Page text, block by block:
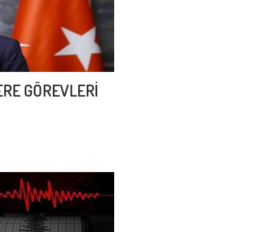
GÖREVLERİ